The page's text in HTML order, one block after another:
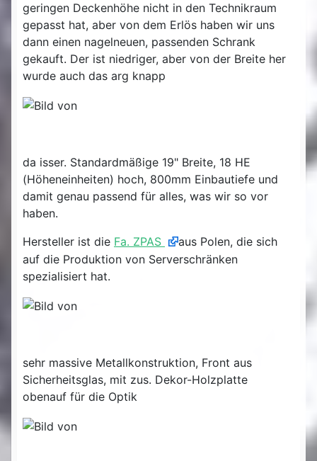
geringen Deckenhöhe nicht in den Technikraum
gepasst hat, aber von dem Erlös haben wir uns
dann einen nagelneuen, passenden Schrank
gekauft. Der ist niedriger, aber von der Breite her
wurde auch das arg knapp
da isser. Standardmäßige 19" Breite, 18 HE
(Höheneinheiten) hoch, 800mm Einbautiefe und
damit genau passend für alles, was wir so vor
haben.
Hersteller ist die Fa. ZPAS
aus Polen, die sich
auf die Produktion von Serverschränken
spezialisiert hat.
sehr massive Metallkonstruktion, Front aus
Sicherheitsglas, mit zus. Dekor-Holzplatte
obenauf für die Optik